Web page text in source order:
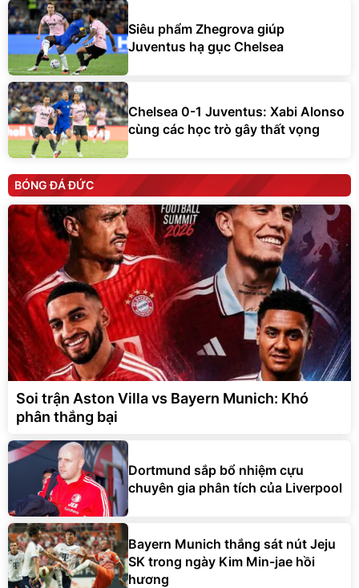
Siêu phẩm Zhegrova giúp
Juventus hạ gục Chelsea
Chelsea 0-1 Juventus: Xabi Alonso
cùng các học trò gây thất vọng
BÓNG ĐÁ ĐỨC
Soi trận Aston Villa vs Bayern Munich: Khó
phân thắng bại
Dortmund sắp bổ nhiệm cựu
chuyên gia phân tích của Liverpool
Bayern Munich thắng sát nút Jeju
SK trong ngày Kim Min-jae hồi
hương